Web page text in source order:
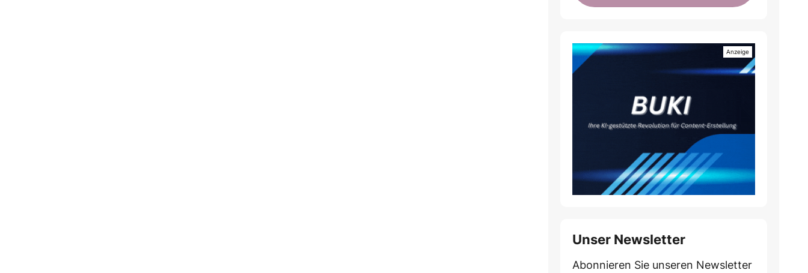
Unser Newsletter
Abonnieren Sie unseren Newsletter